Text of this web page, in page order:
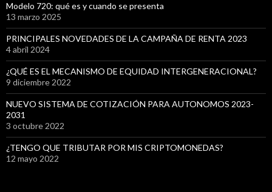
Modelo 720: qué es y cuando se presenta
13 marzo 2025
PRINCIPALES NOVEDADES DE LA CAMPAÑA DE RENTA 2023
4 abril 2024
¿QUÉ ES EL MECANISMO DE EQUIDAD INTERGENERACIONAL?
9 diciembre 2022
NUEVO SISTEMA DE COTIZACIÓN PARA AUTONOMOS 2023-
2031
3 octubre 2022
¿TENGO QUE TRIBUTAR POR MIS CRIPTOMONEDAS?
12 mayo 2022